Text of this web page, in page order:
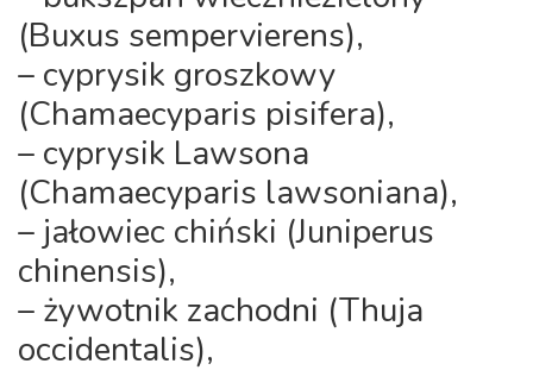
(Buxus sempervierens),
– cyprysik groszkowy
(Chamaecyparis pisifera),
– cyprysik Lawsona
(Chamaecyparis lawsoniana),
– jałowiec chiński (Juniperus
chinensis),
– żywotnik zachodni (Thuja
occidentalis),